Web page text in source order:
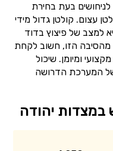
בעת בחירת
עצום. קולטן גדול מידי
למצב של פיצוץ בדוד
הזו, חשוב לקחת
ומיומן. שיכול
המערכת הדרושה
יהודה